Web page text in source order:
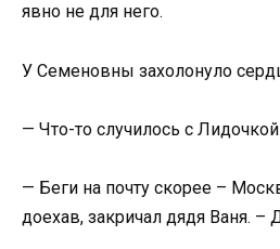
явно не для него.
У Семеновны захолонуло
— Что-то случилось с
— Беги на почту скорее –
доехав, закричал дядя Ваня. –